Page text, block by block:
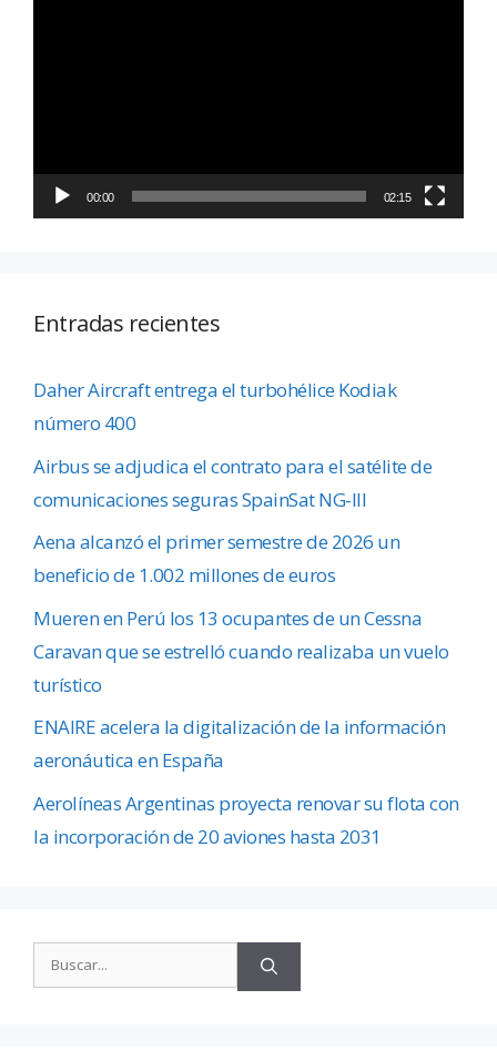
00:00 02:15
Entradas recientes
Daher Aircraft entrega el turbohélice Kodiak
número 400
Airbus se adjudica el contrato para el satélite de
comunicaciones seguras SpainSat NG-III
Aena alcanzó el primer semestre de 2026 un
beneficio de 1.002 millones de euros
Mueren en Perú los 13 ocupantes de un Cessna
Caravan que se estrelló cuando realizaba un vuelo
turístico
ENAIRE acelera la digitalización de la información
aeronáutica en España
Aerolíneas Argentinas proyecta renovar su flota con
la incorporación de 20 aviones hasta 2031